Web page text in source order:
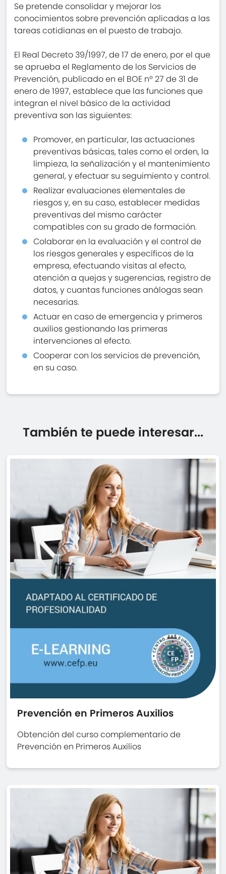
Se pretende consolidar y mejorar los
conocimientos sobre prevención aplicadas a las
tareas cotidianas en el puesto de trabajo.
El Real Decreto 39/1997, de 17 de enero, por el que
se aprueba el Reglamento de los Servicios de
Prevención, publicado en el BOE nº 27 de 31 de
enero de 1997, establece que las funciones que
integran el nivel básico de la actividad
preventiva son las siguientes:
Promover, en particular, las actuaciones
preventivas básicas, tales como el orden, la
limpieza, la señalización y el mantenimiento
general, y efectuar su seguimiento y control.
Realizar evaluaciones elementales de
riesgos y, en su caso, establecer medidas
preventivas del mismo carácter
compatibles con su grado de formación.
Colaborar en la evaluación y el control de
los riesgos generales y específicos de la
empresa, efectuando visitas al efecto,
atención a quejas y sugerencias, registro de
datos, y cuantas funciones análogas sean
necesarias.
Actuar en caso de emergencia y primeros
auxilios gestionando las primeras
intervenciones al efecto.
Cooperar con los servicios de prevención,
en su caso.
También te puede interesar...
Prevención en Primeros Auxilios
Obtención del curso complementario de
Prevención en Primeros Auxilios